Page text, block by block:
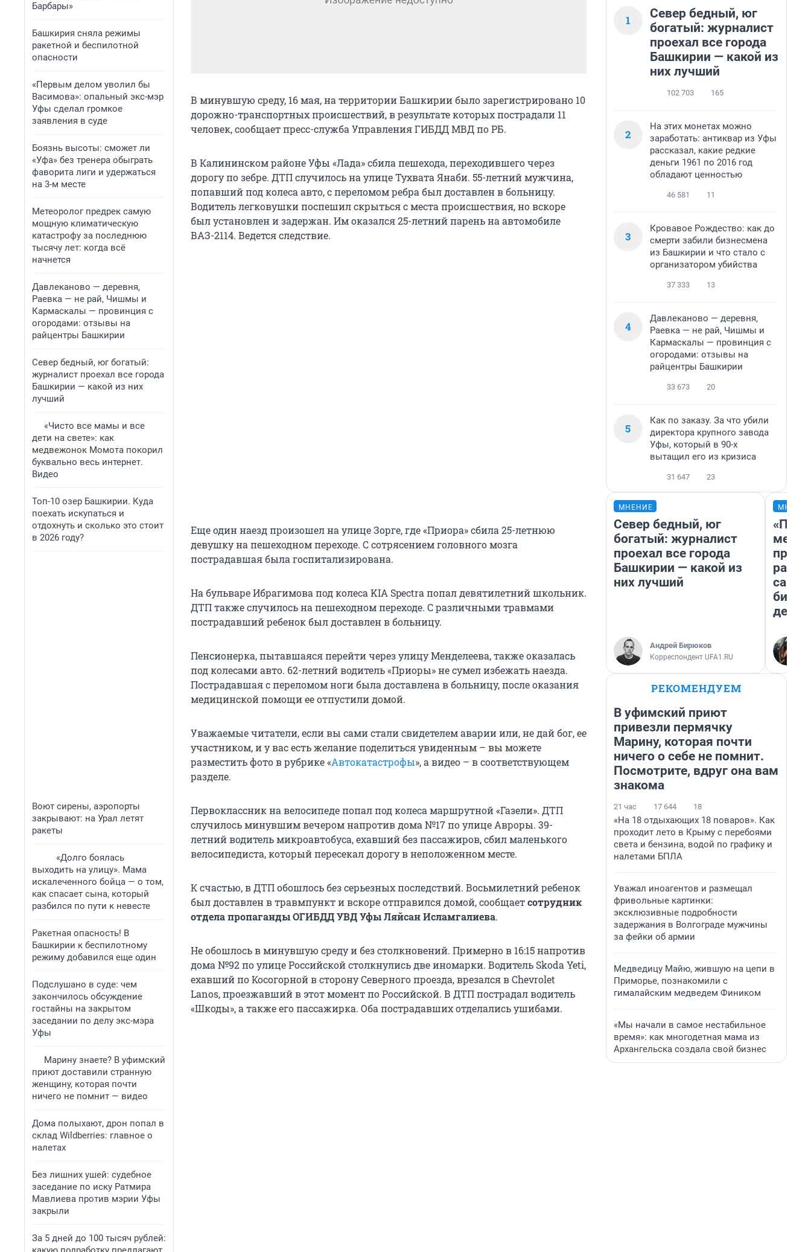
Барбары»
Башкирия сняла режимы
ракетной и беспилотной
опасности
«Первым делом уволил бы
Васимова»: опальный экс-мэр
Уфы сделал громкое
заявления в суде
Боязнь высоты: сможет ли
«Уфа» без тренера обыграть
фаворита лиги и удержаться
на 3-м месте
Метеоролог предрек самую
мощную климатическую
катастрофу за последнюю
тысячу лет: когда всё
начнется
Давлеканово — деревня,
Раевка — не рай, Чишмы и
Кармаскалы — провинция с
огородами: отзывы на
райцентры Башкирии
Север бедный, юг богатый:
журналист проехал все города
Башкирии — какой из них
лучший
«Чисто все мамы и все
дети на свете»: как
медвежонок Момота покорил
буквально весь интернет.
Видео
Топ-10 озер Башкирии. Куда
поехать искупаться и
отдохнуть и сколько это стоит
в 2026 году?
Воют сирены, аэропорты
закрывают: на Урал летят
ракеты
«Долго боялась
выходить на улицу». Мама
искалеченного бойца — о том,
как спасает сына, который
разбился по пути к невесте
Ракетная опасность! В
Башкирии к беспилотному
режиму добавился еще один
Подслушано в суде: чем
закончилось обсуждение
гостайны на закрытом
заседании по делу экс-мэра
Уфы
Марину знаете? В уфимский
приют доставили странную
женщину, которая почти
ничего не помнит — видео
Дома полыхают, дрон попал в
склад Wildberries: главное о
налетах
Без лишних ушей: судебное
заседание по иску Ратмира
Мавлиева против мэрии Уфы
закрыли
За 5 дней до 100 тысяч рублей:
В минувшую среду, 16 мая, на территории Башкирии было зарегистрировано 10
дорожно-транспортных происшествий, в результате которых пострадали 11
человек, сообщает пресс-служба Управления ГИБДД МВД по РБ.
В Калининском районе Уфы «Лада» сбила пешехода, переходившего через
дорогу по зебре. ДТП случилось на улице Тухвата Янаби. 55-летний мужчина,
попавший под колеса авто, с переломом ребра был доставлен в больницу.
Водитель легковушки поспешил скрыться с места происшествия, но вскоре
был установлен и задержан. Им оказался 25-летний парень на автомобиле
ВАЗ-2114. Ведется следствие.
Еще один наезд произошел на улице Зорге, где «Приора» сбила 25-летнюю
девушку на пешеходном переходе. С сотрясением головного мозга
пострадавшая была госпитализирована.
На бульваре Ибрагимова под колеса KIA Spectra попал девятилетний школьник.
ДТП также случилось на пешеходном переходе. С различными травмами
пострадавший ребенок был доставлен в больницу.
Пенсионерка, пытавшаяся перейти через улицу Менделеева, также оказалась
под колесами авто. 62-летний водитель «Приоры» не сумел избежать наезда.
Пострадавшая с переломом ноги была доставлена в больницу, после оказания
медицинской помощи ее отпустили домой.
Уважаемые читатели, если вы сами стали свидетелем аварии или, не дай бог, ее
участником, и у вас есть желание поделиться увиденным – вы можете
разместить фото в рубрике «Автокатастрофы», а видео – в соответствующем
разделе.
Первоклассник на велосипеде попал под колеса маршрутной «Газели». ДТП
случилось минувшим вечером напротив дома №17 по улице Авроры. 39-
летний водитель микроавтобуса, ехавший без пассажиров, сбил маленького
велосипедиста, который пересекал дорогу в неположенном месте.
К счастью, в ДТП обошлось без серьезных последствий. Восьмилетний ребенок
был доставлен в травмпункт и вскоре отправился домой, сообщаетсотрудник
отдела пропаганды ОГИБДД УВД Уфы Ляйсан Исламгалиева.
Не обошлось в минувшую среду и без столкновений. Примерно в 16:15 напротив
дома №92 по улице Российской столкнулись две иномарки. Водитель Skoda Yeti,
ехавший по Косогорной в сторону Северного проезда, врезался в Chevrolet
Lanos, проезжавший в этот момент по Российской. В ДТП пострадал водитель
«Шкоды», а также его пассажирка. Оба пострадавших отделались ушибами.
1
Север бедный, юг
богатый: журналист
проехал все города
Башкирии — какой из
них лучший
102 703 165
2
На этих монетах можно
заработать: антиквар из Уфы
рассказал, какие редкие
деньги 1961 по 2016 год
обладают ценностью
46 581 11
3
Кровавое Рождество: как до
смерти забили бизнесмена
из Башкирии и что стало с
организатором убийства
37 333 13
4
Давлеканово — деревня,
Раевка — не рай, Чишмы и
Кармаскалы — провинция с
огородами: отзывы на
райцентры Башкирии
33 673 20
5
Как по заказу. За что убили
директора крупного завода
Уфы, который в 90-х
вытащил его из кризиса
31 647 23
МНЕНИЕ
Север бедный, юг
богатый: журналист
проехал все города
Башкирии — какой из
них лучший
Андрей Бирюков
Корреспондент UFA1.RU
РЕКОМЕНДУЕМ
В уфимский приют
привезли пермячку
Марину, которая почти
ничего о себе не помнит.
Посмотрите, вдруг она вам
знакома
21 час 17 644 18
«На 18 отдыхающих 18 поваров». Как
проходит лето в Крыму с перебоями
света и бензина, водой по графику и
налетами БПЛА
Уважал иноагентов и размещал
фривольные картинки:
эксклюзивные подробности
задержания в Волгограде мужчины
за фейки об армии
Медведицу Майю, жившую на цепи в
Приморье, познакомили с
гималайским медведем Фиником
«Мы начали в самое нестабильное
время»: как многодетная мама из
Архангельска создала свой бизнес